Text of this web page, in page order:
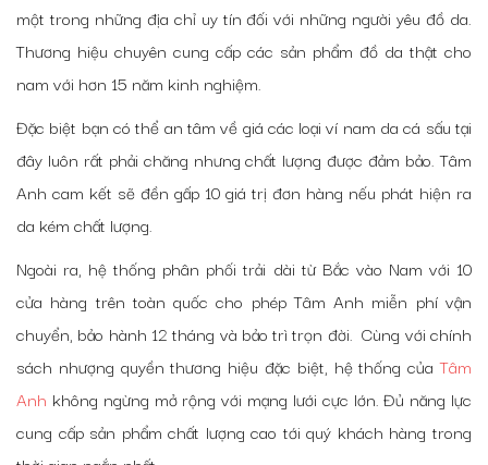
một trong những địa chỉ uy tín đối với những người yêu đồ da.
Thương hiệu chuyên cung cấp các sản phẩm đồ da thật cho
nam với hơn 15 năm kinh nghiệm.
Đặc biệt bạn có thể an tâm về giá các loại ví nam da cá sấu tại
đây luôn rất phải chăng nhưng chất lượng được đảm bảo. Tâm
Anh cam kết sẽ đền gấp 10 giá trị đơn hàng nếu phát hiện ra
da kém chất lượng.
Ngoài ra, hệ thống phân phối trải dài từ Bắc vào Nam với 10
cửa hàng trên toàn quốc cho phép Tâm Anh miễn phí vận
chuyển, bảo hành 12 tháng và bảo trì trọn đời. Cùng với chính
sách nhượng quyền thương hiệu đặc biệt, hệ thống củaTâm
Anh không ngừng mở rộng với mạng lưới cực lớn. Đủ năng lực
cung cấp sản phẩm chất lượng cao tới quý khách hàng trong